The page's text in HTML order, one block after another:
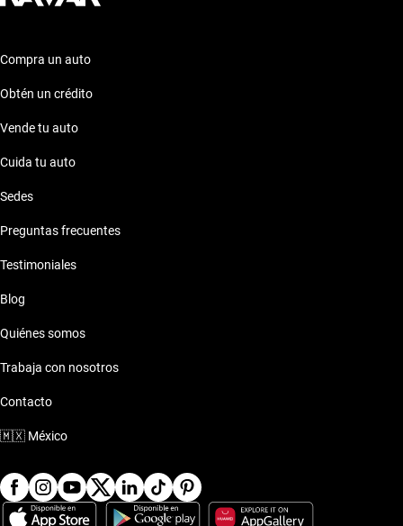
Compra un auto
Obtén un crédito
Vende tu auto
Cuida tu auto
Sedes
Preguntas frecuentes
Testimoniales
Blog
Quiénes somos
Trabaja con nosotros
Contacto
🇲🇽 México